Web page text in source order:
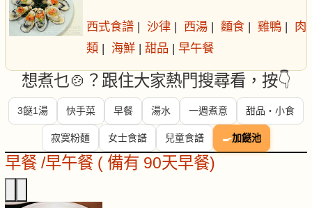
西式食譜 | 沙律 | 西湯 | 麵食 | 雞鴨 | 肉
類 | 海鮮 | 甜品 | 早午餐
想煮乜🍲？跟住大家熱門搜尋看，按👇
3餸1湯 快手菜 早餐 湯水 一週煮意 甜品・小食
寂寞粉麵 女士食譜 兒童食譜 🍳加餸池
早餐 /早午餐 ( 備有 90天早餐)